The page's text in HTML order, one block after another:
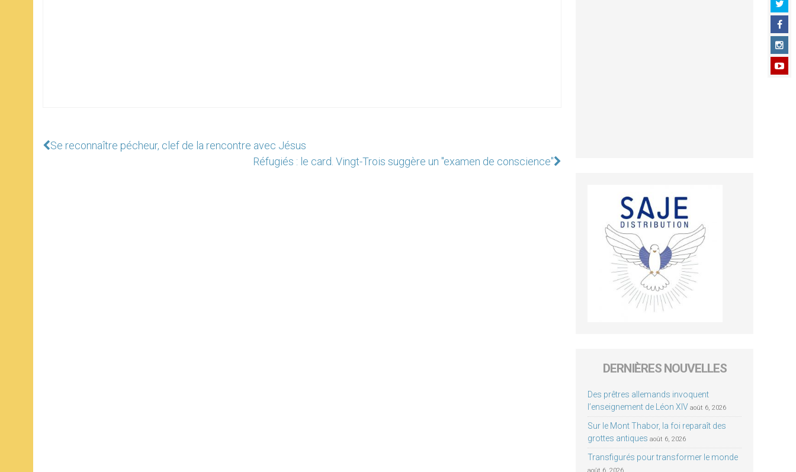
Se reconnaître pécheur, clef de la rencontre avec Jésus
Réfugiés : le card. Vingt-Trois suggère un "examen de conscience"
DERNIÈRES NOUVELLES
Des prêtres allemands invoquent
l’enseignement de Léon XIV août 6, 2026
Sur le Mont Thabor, la foi reparaît des
grottes antiques août 6, 2026
Transfigurés pour transformer le monde